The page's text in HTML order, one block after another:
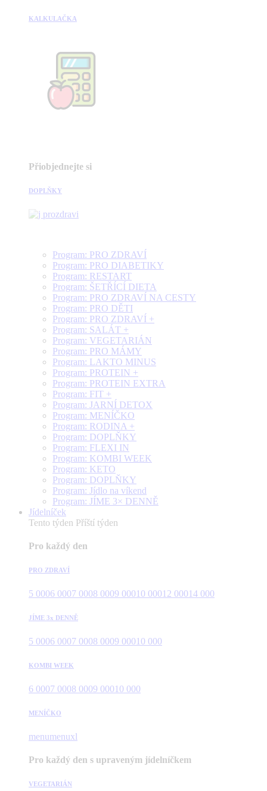
KALKULAČKA
Přiobjednejte si
DOPLŇKY
Program: PRO ZDRAVÍ
Program: PRO DIABETIKY
Program: RESTART
Program: ŠETŘÍCÍ DIETA
Program: PRO ZDRAVÍ NA CESTY
Program: PRO DĚTI
Program: PRO ZDRAVÍ +
Program: SALÁT +
Program: VEGETARIÁN
Program: PRO MÁMY
Program: LAKTO MINUS
Program: PROTEIN +
Program: PROTEIN EXTRA
Program: FIT +
Program: JARNÍ DETOX
Program: MENÍČKO
Program: RODINA +
Program: DOPLŇKY
Program: FLEXI IN
Program: KOMBI WEEK
Program: KETO
Program: DOPLŇKY
Program: Jídlo na víkend
Program: JÍME 3× DENNĚ
Jídelníček
Tento týden Příští týden
Pro každý den
PRO ZDRAVÍ
5 0006 0007 0008 0009 00010 00012 00014 000
JÍME 3x DENNĚ
5 0006 0007 0008 0009 00010 000
KOMBI WEEK
6 0007 0008 0009 00010 000
MENÍČKO
menumenuxl
Pro každý den s upraveným jídelníčkem
VEGETARIÁN